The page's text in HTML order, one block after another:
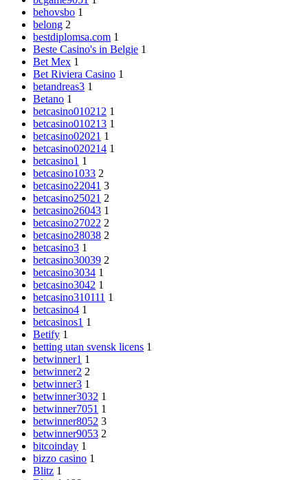
behovsbo 1
belong 2
bestdiplomsa.com 1
Beste Casino's in Belgie 1
Bet Mex 1
Bet Riviera Casino 1
betandreas3 1
Betano 1
betcasino010212 1
betcasino010213 1
betcasino02021 1
betcasino020214 1
betcasino1 1
betcasino1033 2
betcasino22041 3
betcasino25021 2
betcasino26043 1
betcasino27022 2
betcasino28038 2
betcasino3 1
betcasino30039 2
betcasino3034 1
betcasino3042 1
betcasino310111 1
betcasino4 1
betcasinos1 1
Betify 1
betting utan svensk licens 1
betwinner1 1
betwinner2 2
betwinner3 1
betwinner3032 1
betwinner7051 1
betwinner8052 3
betwinner9053 2
bitcoinday 1
bizzo casino 1
Blitz 1